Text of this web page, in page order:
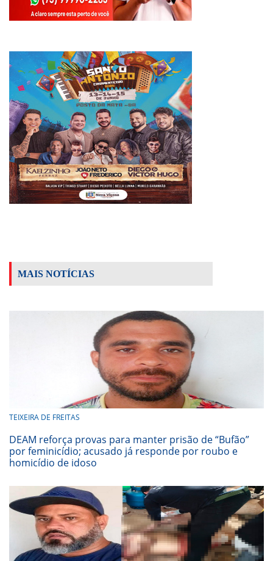
MAIS NOTÍCIAS
TEIXEIRA DE FREITAS
DEAM reforça provas para manter prisão de “Bufão”
por feminicídio; acusado já responde por roubo e
homicídio de idoso